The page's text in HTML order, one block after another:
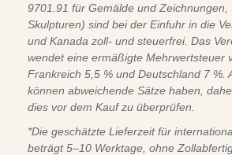
9701.91 für Gemälde und Zeichnungen,
Skulpturen) sind bei der Einfuhr in die
und Kanada zoll- und steuerfrei. Das
wendet eine ermäßigte Mehrwertsteuer
Frankreich 5,5 % und Deutschland 7 %.
können abweichende Sätze haben,
dies vor dem Kauf zu überprüfen.
*Die geschätzte Lieferzeit für
beträgt 5–10 Werktage, ohne